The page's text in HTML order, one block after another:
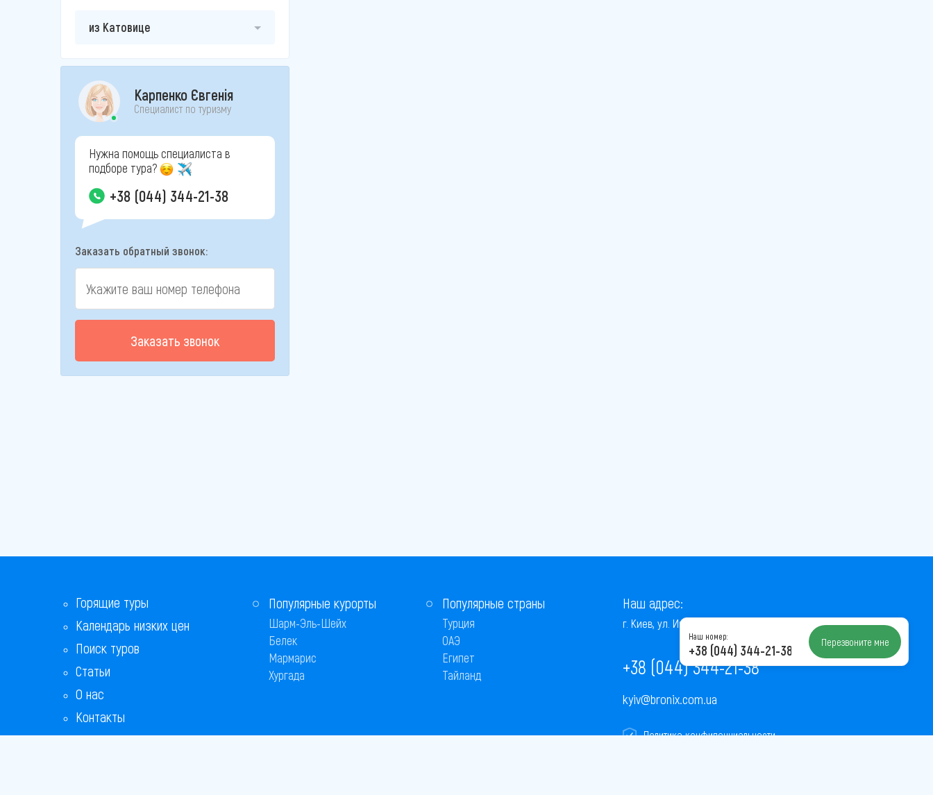
из Катовице
Карпенко Євгенія
Специалист по туризму
Нужна помощь специалиста в
подборе тура?
+38 (044) 344-21-38
Заказать обратный звонок:
Заказать звонок
Горящие туры
Календарь низких цен
Поиск туров
Статьи
О нас
Контакты
Бонусная программа
Популярные курорты
Шарм-Эль-Шейх
Белек
Мармарис
Хургада
Популярные страны
Турция
ОАЭ
Египет
Тайланд
Наш адрес:
г. Киев, ул. Институтская, 22/7, оф. 41
+38 (044) 344-21-38
kyiv@bronix.com.ua
Политика конфиденциальности
Наш номер:
+38 (044) 344-21-38 Перезвоните мне